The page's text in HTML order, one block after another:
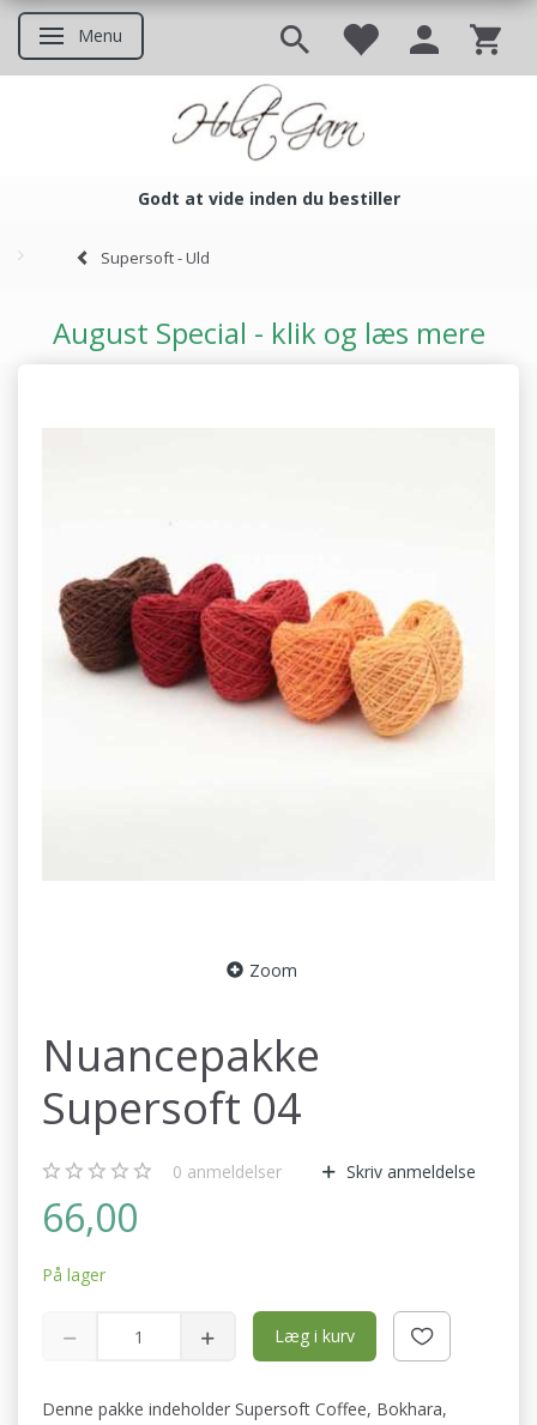
Skifte navigation
Menu
Godt at vide inden du bestiller
Supersoft - Uld
August Special - klik og læs mere
Zoom
Nuancepakke
Supersoft 04
0 anmeldelser Skriv anmeldelse
66,00
På lager
Læg i kurv
Denne pakke indeholder Supersoft Coffee, Bokhara,